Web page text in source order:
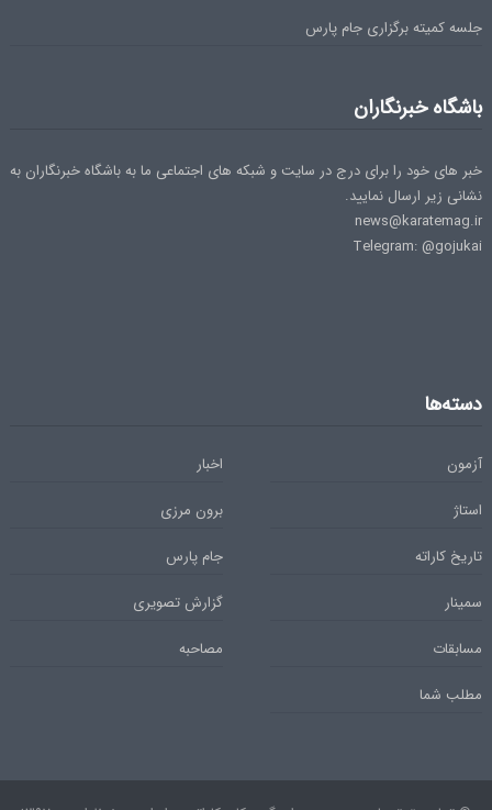
جلسه کمیته برگزاری جام پارس
باشگاه خبرنگاران
خبر های خود را برای درج در سایت و شبکه های اجتماعی ما به باشگاه خبرنگاران به
نشانی زیر ارسال نمایید.
news@karatemag.ir
Telegram: @gojukai
دسته‌ها
آزمون
اخبار
استاژ
برون مرزی
تاریخ کاراته
جام پارس
سمینار
گزارش تصویری
مسابقات
مصاحبه
مطلب شما